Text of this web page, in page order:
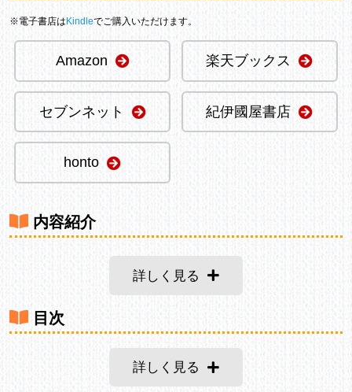
※電子書店はKindleでご購入いただけます。
Amazon 楽天ブックス
セブンネット 紀伊國屋書店
honto
内容紹介
詳しく見る
目次
詳しく見る